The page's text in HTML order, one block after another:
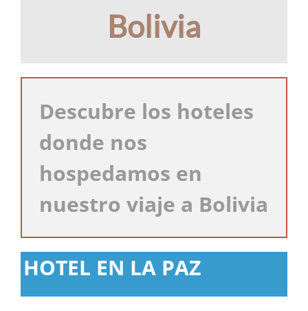
Bolivia
Descubre los hoteles
donde nos
hospedamos en
nuestro viaje a Bolivia
HOTEL EN LA PAZ